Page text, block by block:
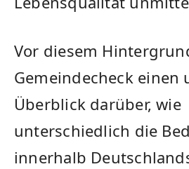
Vor diesem
Gemeindecheck einen
Überblick darüber, wie
unterschiedlich die
innerhalb